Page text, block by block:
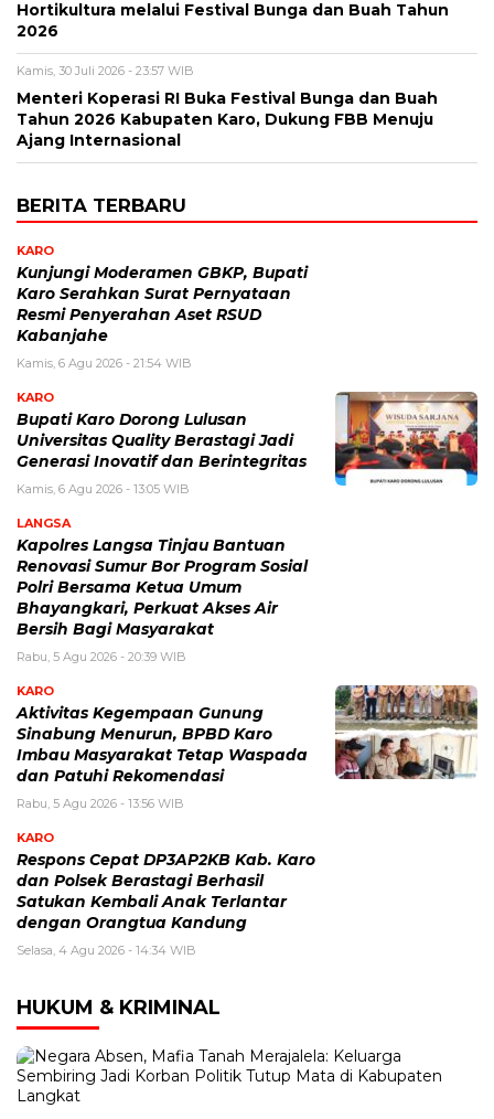
Hortikultura melalui Festival Bunga dan Buah Tahun
2026
Kamis, 30 Juli 2026 - 23:57 WIB
Menteri Koperasi RI Buka Festival Bunga dan Buah
Tahun 2026 Kabupaten Karo, Dukung FBB Menuju
Ajang Internasional
BERITA TERBARU
KARO
Kunjungi Moderamen GBKP, Bupati
Karo Serahkan Surat Pernyataan
Resmi Penyerahan Aset RSUD
Kabanjahe
Kamis, 6 Agu 2026 - 21:54 WIB
KARO
Bupati Karo Dorong Lulusan
Universitas Quality Berastagi Jadi
Generasi Inovatif dan Berintegritas
Kamis, 6 Agu 2026 - 13:05 WIB
LANGSA
Kapolres Langsa Tinjau Bantuan
Renovasi Sumur Bor Program Sosial
Polri Bersama Ketua Umum
Bhayangkari, Perkuat Akses Air
Bersih Bagi Masyarakat
Rabu, 5 Agu 2026 - 20:39 WIB
KARO
Aktivitas Kegempaan Gunung
Sinabung Menurun, BPBD Karo
Imbau Masyarakat Tetap Waspada
dan Patuhi Rekomendasi
Rabu, 5 Agu 2026 - 13:56 WIB
KARO
Respons Cepat DP3AP2KB Kab. Karo
dan Polsek Berastagi Berhasil
Satukan Kembali Anak Terlantar
dengan Orangtua Kandung
Selasa, 4 Agu 2026 - 14:34 WIB
HUKUM & KRIMINAL